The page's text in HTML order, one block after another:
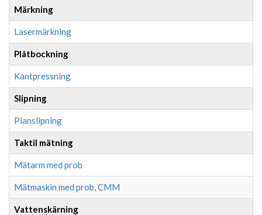
Märkning
Lasermärkning
Plåtbockning
Kantpressning
Slipning
Planslipning
Taktil mätning
Mätarm med prob
Mätmaskin med prob, CMM
Vattenskärning